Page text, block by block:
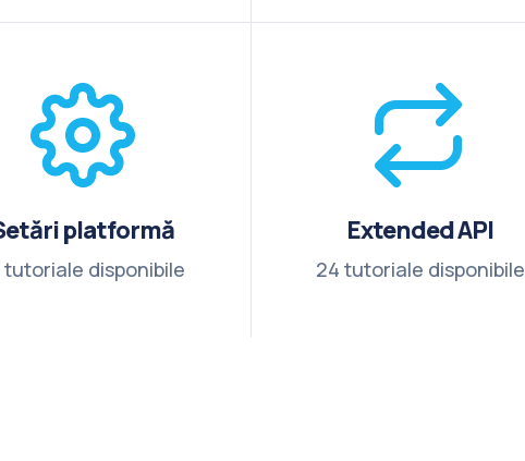
platformă
tutoriale disponibile
Extended API
24 tutoriale disponibile